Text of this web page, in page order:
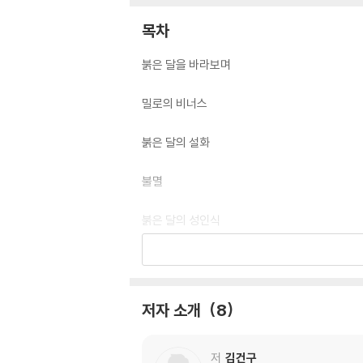
목차
붉은 달을 바라보며
밀로의 비너스
붉은 달의 설화
불멸
붉은 달의 성인식
저자 소개 8
저 김건구